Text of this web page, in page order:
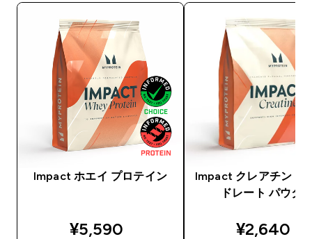
Impact ホエイ プロテイン
discounted price
¥5,590‎
Impact クレアチン モ
ドレート パウダ
¥2,640‎